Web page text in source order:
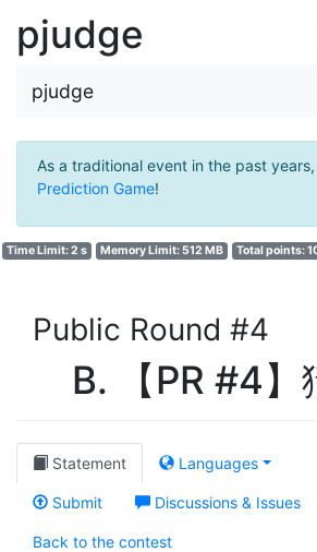
pjudge
pjudge
As a traditional event in the past
Prediction Game!
Time Limit: 2 s Memory Limit: 512 MB Total points:
Public Round #4
B. 【PR #4】
Statement Languages
Submit Discussions & Issues
Back to the contest